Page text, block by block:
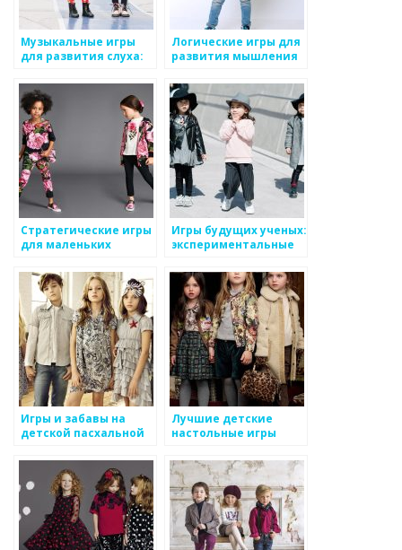
Музыкальные игры
для развития слуха:
музыкальному
таланту
Логические игры для
развития мышления
Стратегические игры
для маленьких
Игры будущих ученых:
экспериментальные
молодых гениев
Игры и забавы на
детской пасхальной
Лучшие детские
настольные игры